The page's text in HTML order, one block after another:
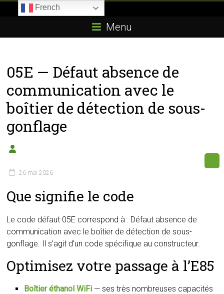
E85.com
passion
boîtier
éthanol
Menu
05E — Défaut absence de
communication avec le
boîtier de détection de sous-
gonflage
26 mai 2026
Que signifie le code
Le code défaut 05E correspond à : Défaut absence de
communication avec le boîtier de détection de sous-
gonflage. Il s’agit d’un code spécifique au constructeur.
Optimisez votre passage à l’E85
Boîtier éthanol WiFi — ses très nombreuses capacités
French